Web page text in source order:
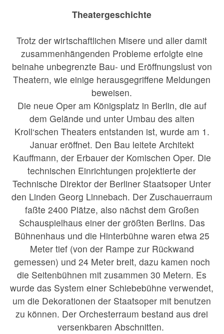
Theatergeschichte
Trotz der wirtschaftlichen Misere und aller damit
zusammenhängenden Probleme erfolgte eine
beinahe unbegrenzte Bau- und Eröffnungslust von
Theatern, wie einige herausgegriffene Meldungen
beweisen.
Die neue Oper am Königsplatz in Berlin, die auf
dem Gelände und unter Umbau des alten
Kroll‘schen Theaters entstanden ist, wurde am 1.
Januar eröffnet. Den Bau leitete Architekt
Kauffmann, der Erbauer der Komischen Oper. Die
technischen Einrichtungen projektierte der
Technische Direktor der Berliner Staatsoper Unter
den Linden Georg Linnebach. Der Zuschauerraum
faßte 2400 Plätze, also nächst dem Großen
Schauspielhaus einer der größten Berlins. Das
Bühnenhaus und die Hinterbühne waren etwa 25
Meter tief (von der Rampe zur Rückwand
gemessen) und 24 Meter breit, dazu kamen noch
die Seitenbühnen mit zusammen 30 Metern. Es
wurde das System einer Schiebebühne verwendet,
um die Dekorationen der Staatsoper mit benutzen
zu können. Der Orchesterraum bestand aus drei
versenkbaren Abschnitten.